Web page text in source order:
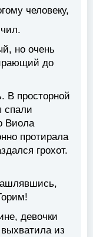
человеку,
но очень
до
В просторной
спали
Виола
протирала
грохот.
девочки
из